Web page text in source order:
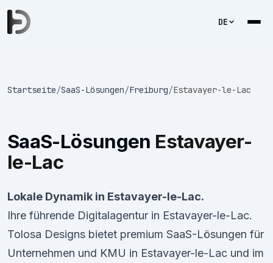
DE
Startseite/SaaS-Lösungen/Freiburg/Estavayer-le-Lac
SaaS-Lösungen Estavayer-
le-Lac
Lokale Dynamik in Estavayer-le-Lac.
Ihre führende Digitalagentur in Estavayer-le-Lac.
Tolosa Designs bietet premium SaaS-Lösungen für
Unternehmen und KMU in Estavayer-le-Lac und im